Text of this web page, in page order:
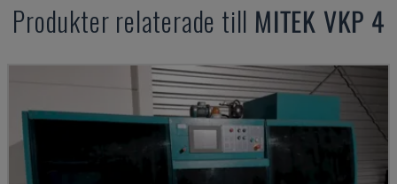
Produkter relaterade till MITEK VKP 4